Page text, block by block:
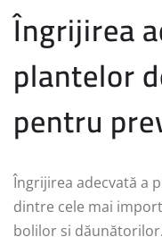
Îngrijirea
plantelor
pentru
Îngrijirea adecvată a
dintre cele mai
bolilor și